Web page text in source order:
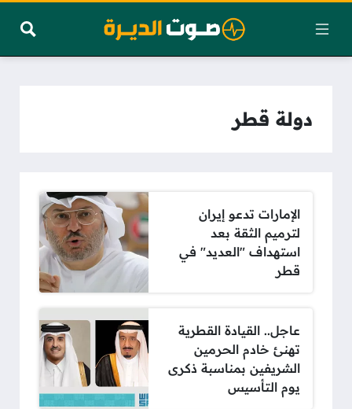
دولة قطر
الإمارات تدعو إيران
لترميم الثقة بعد
استهداف "العديد" في
قطر
عاجل.. القيادة القطرية
تهنئ خادم الحرمين
الشريفين بمناسبة ذكرى
يوم التأسيس